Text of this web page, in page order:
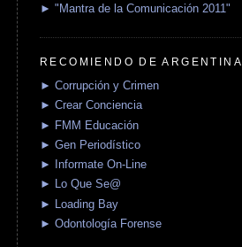
► "Mantra de la Comunicación 2011"
RECOMIENDO DE ARGENTINA
► Corrupción y Crimen
► Crear Conciencia
► FMM Educación
► Gen Periodístico
► Informate On-Line
► Lo Que Se@
► Loading Bay
► Odontología Forense